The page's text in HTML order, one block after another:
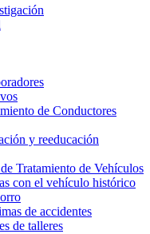
de Conductores
y reeducación
Tratamiento de Vehículos
con el vehículo histórico
de accidentes
de talleres